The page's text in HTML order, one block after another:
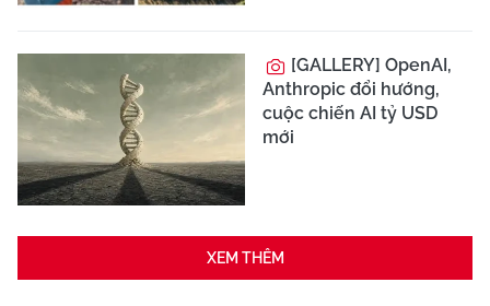
[GALLERY] OpenAI,
Anthropic đổi hướng,
cuộc chiến AI tỷ USD
mới
XEM THÊM